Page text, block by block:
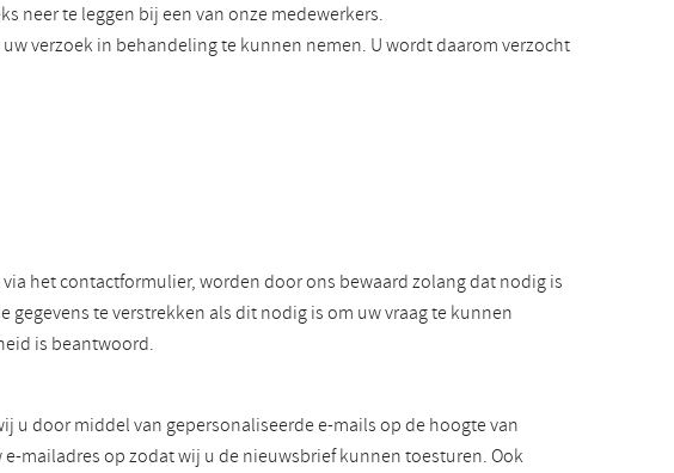
neer te leggen bij een van onze medewerkers.
verzoek in behandeling te kunnen nemen. U wordt daarom verzocht
het contactformulier, worden door ons bewaard zolang dat nodig is
te verstrekken als dit nodig is om uw vraag te kunnen
is beantwoord.
u door middel van gepersonaliseerde e-mails op de hoogte van
mailadres op zodat wij u de nieuwsbrief kunnen toesturen. Ook